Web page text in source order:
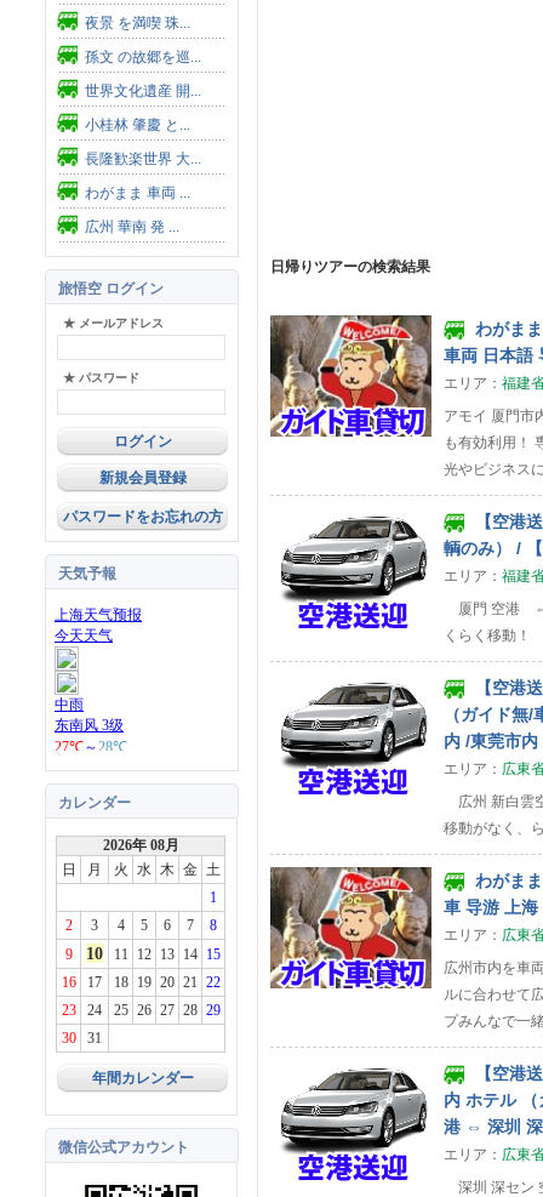
夜景 を満喫 珠...
孫文 の故郷を巡...
世界文化遺産 開...
小桂林 肇慶 と...
長隆歓楽世界 大...
わがまま 車両 ...
広州 華南 発 ...
旅悟空 ログイン
★ メールアドレス
★ パスワード
新規会員登録
パスワードをお忘れの方
天気予報
カレンダー
2026年 08月
日
月 火 水 木 金 土
1
2
3 4 5 6 7
8
9
10 11 12 13 14 15
16
17 18 19 20 21 22
23
24 25 26 27 28 29
30
31
年間カレンダー
微信公式アカウント
日帰りツアーの検索結果
わがま
車両 日本語
エリア： 福建
アモイ 厦門市
も有効利用！
光やビジネス
【空港
輌のみ） /
エリア： 福建
厦門 空港 ⇔
くらく移動！
【空港
（ガイド無
内 /東莞市内
エリア： 広東
広州 新白雲
移動がなく、
わがま
車 导游 上海
エリア： 広東
広州市内を車
ルに合わせて
プみんなで一
【空港
内 ホテル
港 ⇔ 深圳 深
エリア： 広東
深圳 深セン